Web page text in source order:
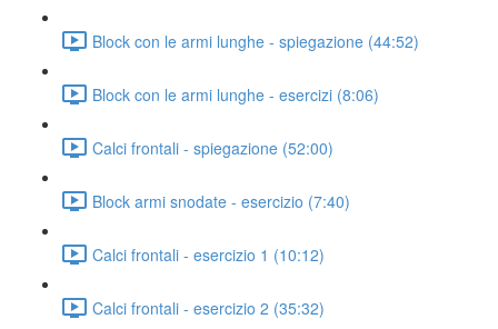
Block con le armi lunghe - spiegazione (44:52)
Block con le armi lunghe - esercizi (8:06)
Calci frontali - spiegazione (52:00)
Block armi snodate - esercizio (7:40)
Calci frontali - esercizio 1 (10:12)
Calci frontali - esercizio 2 (35:32)